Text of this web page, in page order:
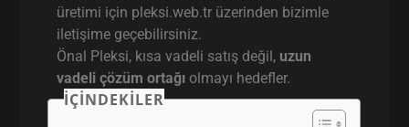
üretimi için pleksi.web.tr üzerinden bizimle
iletişime geçebilirsiniz.
Önal Pleksi, kısa vadeli satış değil, uzun
vadeli çözüm ortağı olmayı hedefler.
İÇINDEKILER